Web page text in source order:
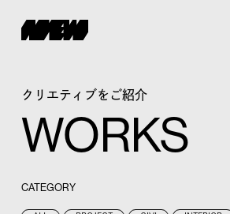
クリエティブをご紹介
WORKS
CATEGORY